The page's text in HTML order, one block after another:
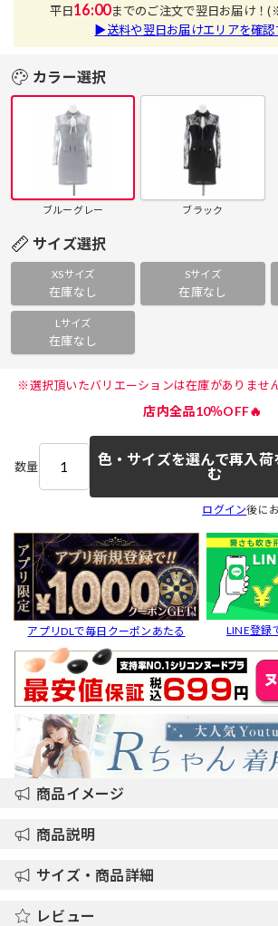
平日16:00までのご注文で翌日お届け！
▶送料や翌日お届けエリアを確
カラー選択
ブルーグレー ブラック
サイズ選択
XSサイズ
在庫なし
Sサイズ
在庫なし
Lサイズ
在庫なし
※選択頂いたバリエーションは在庫がありませ
店内全品10％OFF🔥
数量
色・サイズを選んで再入荷
む
ログイン後に
アプリDLで毎日クーポンあたる LINE登録
商品イメージ
商品説明
サイズ・商品詳細
レビュー